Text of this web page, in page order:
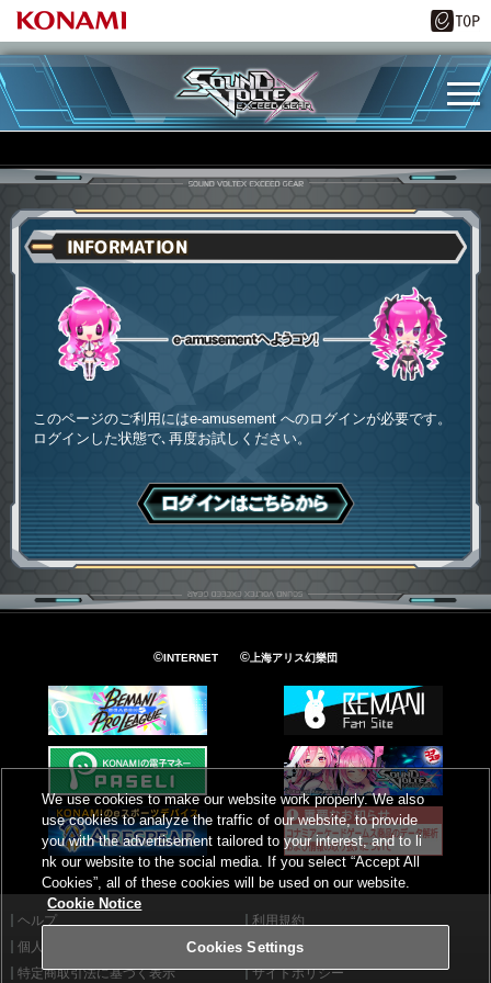
INFORMATION
このページのご利用にはe-amusement へのログインが必要です。
ログインした状態で､再度お試しください。
ログインはこちら
©INTERNET ©上海アリス幻樂団
ヘルプ
利用規約
個人情報等保護方針
外部送信について
特定商取引法に基づく表示
サイトポリシー
We use cookies to make our website work properly. We also
use cookies to analyze the traffic of our website, to provide
you with the advertisement tailored to your interest, and to li
nk our website to the social media. If you select “Accept All
Cookies”, all of these cookies will be used on our website.
Cookie Notice
Cookies Settings